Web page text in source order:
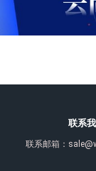
联系
联系邮箱：